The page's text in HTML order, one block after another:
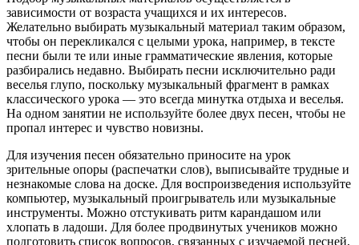
зависимости от возраста учащихся и их интересов.
Желательно выбирать музыкальный материал таким образом,
чтобы он перекликался с целыми урока, например, в тексте
песни были те или иные грамматические явления, которые
разбирались недавно. Выбирать песни исключительно ради
веселья глупо, поскольку музыкальный фрагмент в рамках
классического урока — это всегда минутка отдыха и веселья.
На одном занятии не используйте более двух песен, чтобы не
пропал интерес и чувство новизны.
Для изучения песен обязательно приносите на урок
зрительные опоры (распечатки слов), выписывайте трудные и
незнакомые слова на доске. Для воспроизведения используйте
компьютер, музыкальный проигрыватель или музыкальные
инструменты. Можно отстукивать ритм карандашом или
хлопать в ладоши. Для более продвинутых учеников можно
подготовить список вопросов, связанных с изучаемой песней,